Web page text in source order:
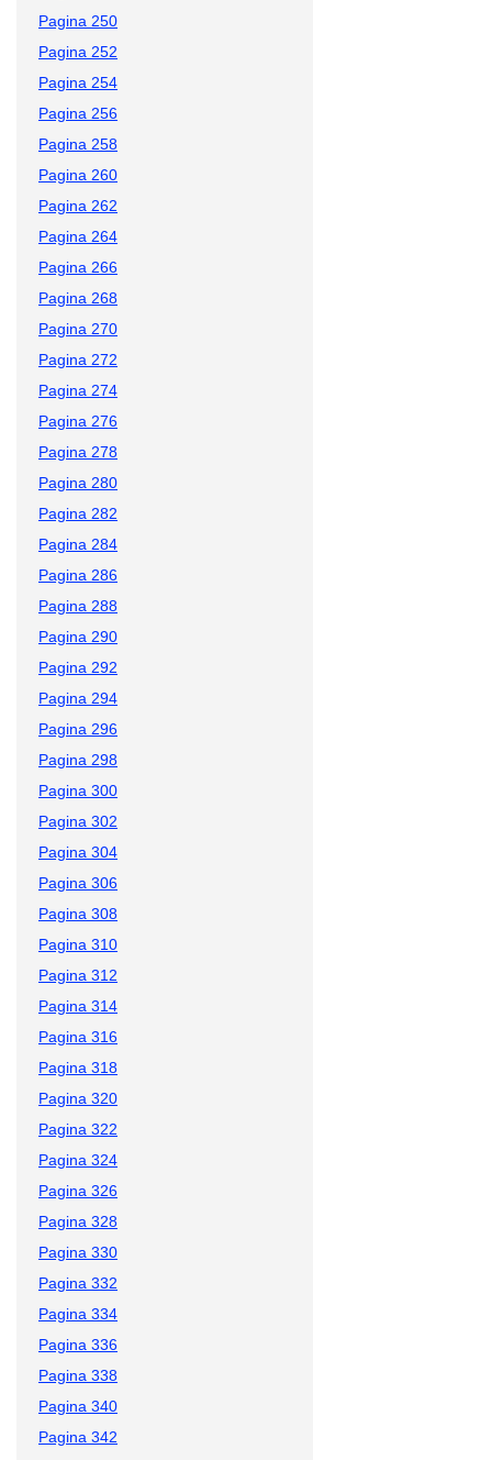
Pagina 250
Pagina 252
Pagina 254
Pagina 256
Pagina 258
Pagina 260
Pagina 262
Pagina 264
Pagina 266
Pagina 268
Pagina 270
Pagina 272
Pagina 274
Pagina 276
Pagina 278
Pagina 280
Pagina 282
Pagina 284
Pagina 286
Pagina 288
Pagina 290
Pagina 292
Pagina 294
Pagina 296
Pagina 298
Pagina 300
Pagina 302
Pagina 304
Pagina 306
Pagina 308
Pagina 310
Pagina 312
Pagina 314
Pagina 316
Pagina 318
Pagina 320
Pagina 322
Pagina 324
Pagina 326
Pagina 328
Pagina 330
Pagina 332
Pagina 334
Pagina 336
Pagina 338
Pagina 340
Pagina 342